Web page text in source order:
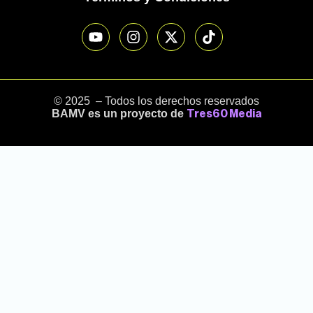
© 2025 – Todos los derechos reservados
BAMV es un proyecto de Tres60 Media